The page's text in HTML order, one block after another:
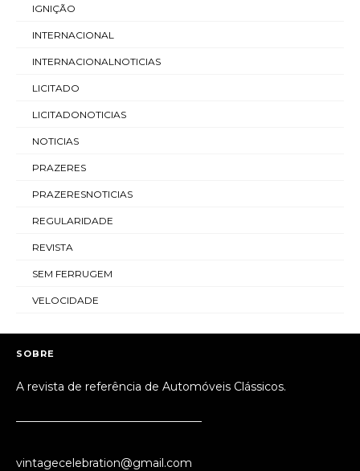
IGNIÇÃO
INTERNACIONAL
INTERNACIONALNOTICIAS
LICITADO
LICITADONOTICIAS
NOTICIAS
PRAZERES
PRAZERESNOTICIAS
REGULARIDADE
REVISTA
SEM FERRUGEM
VELOCIDADE
SOBRE
A revista de referência de Automóveis Clássicos.
vintagecelebration@gmail.com